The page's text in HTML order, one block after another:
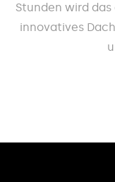
Stunden wird
innovatives